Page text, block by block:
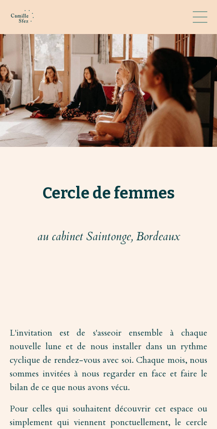
Cercle de femmes
au cabinet Saintonge, Bordeaux
L'invitation est de s'asseoir ensemble à chaque
nouvelle lune et de nous installer dans un rythme
cyclique de rendez-vous avec soi. Chaque mois, nous
sommes invitées à nous regarder en face et faire le
bilan de ce que nous avons vécu.
Pour celles qui souhaitent découvrir cet espace ou
simplement qui viennent ponctuellement, le cercle